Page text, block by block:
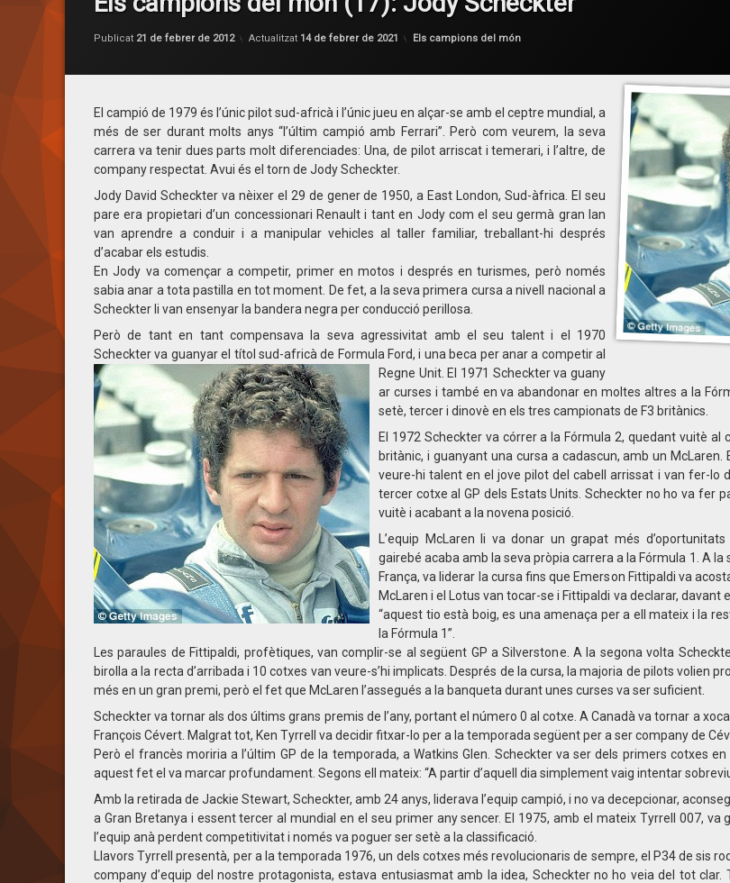
Publicat 21 de febrer de 2012 Actualitzat 14 de febrer de 2021
per F1 en Català
Categories:
Els campions del món
El campió de 1979 és l’únic pilot sud-africà i l’únic jueu en alçar-se amb el ceptre mundial, a
més de ser durant molts anys “l’últim campió amb Ferrari”. Però com veurem, la seva
carrera va tenir dues parts molt diferenciades: Una, de pilot arriscat i temerari, i l’altre, de
company respectat. Avui és el torn de Jody Scheckter.
Jody David Scheckter va nèixer el 29 de gener de 1950, a East London, Sud-àfrica. El seu
pare era propietari d’un concessionari Renault i tant en Jody com el seu germà gran Ian
van aprendre a conduir i a manipular vehicles al taller familiar, treballant-hi després
d’acabar els estudis.
En Jody va començar a competir, primer en motos i després en turismes, però només
sabia anar a tota pastilla en tot moment. De fet, a la seva primera cursa a nivell nacional a
Scheckter li van ensenyar la bandera negra per conducció perillosa.
Però de tant en tant compensava la seva agressivitat amb el seu talent i el 1970
Scheckter va guanyar el títol sud-africà de Formula Ford, i una beca per anar a competir al
Regne Unit. El 1971 Scheckter va guany
ar curses i també en va abandonar en moltes altres a la
setè, tercer i dinovè en els tres campionats de F3 britànics.
El 1972 Scheckter va córrer a la Fórmula 2, quedant vuitè al
britànic, i guanyant una cursa a cadascun, amb un McLaren.
veure-hi talent en el jove pilot del cabell arrissat i van fer-lo
tercer cotxe al GP dels Estats Units. Scheckter no ho va fer
vuitè i acabant a la novena posició.
L’equip McLaren li va donar un grapat més
gairebé acaba amb la seva pròpia carrera a la Fórmula 1. A la
França, va liderar la cursa fins que Emerson Fittipaldi va
McLaren i el Lotus van tocar-se i Fittipaldi va declarar, davant
“aquest tio està boig, es una amenaça per a ell mateix i la
la Fórmula 1”.
Les paraules de Fittipaldi, profètiques, van complir-se al següent GP a Silverstone. A la segona volta
birolla a la recta d’arribada i 10 cotxes van veure-s’hi implicats. Després de la cursa, la majoria de pilots volien
més en un gran premi, però el fet que McLaren l’assegués a la banqueta durant unes curses va ser suficient.
Scheckter va tornar als dos últims grans premis de l’any, portant el número 0 al cotxe. A Canadà va tornar a
François Cévert. Malgrat tot, Ken Tyrrell va decidir fitxar-lo per a la temporada següent per a ser company de
Però el francès moriria a l’últim GP de la temporada, a Watkins Glen. Scheckter va ser dels primers cotxes
aquest fet el va marcar profundament. Segons ell mateix: “A partir d’aquell dia simplement vaig intentar
Amb la retirada de Jackie Stewart, Scheckter, amb 24 anys, liderava l’equip campió, i no va decepcionar,
a Gran Bretanya i essent tercer al mundial en el seu primer any sencer. El 1975, amb el mateix Tyrrell 007, va
l’equip anà perdent competitivitat i només va poguer ser setè a la classificació.
Llavors Tyrrell presentà, per a la temporada 1976, un dels cotxes més revolucionaris de sempre, el P34 de sis
company d’equip del nostre protagonista, estava entusiasmat amb la idea, Scheckter no ho veia del tot clar.